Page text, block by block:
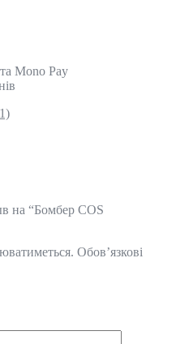
Mono Pay
на “Бомбер COS
Обов’язкові